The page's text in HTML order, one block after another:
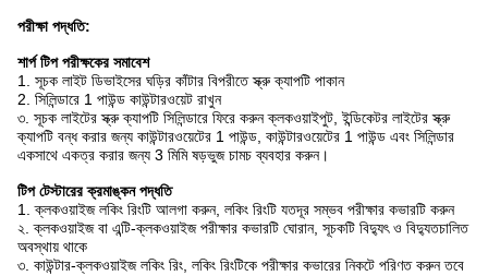
পরীক্ষা পদ্ধতি:
শার্প টিপ পরীক্ষকের সমাবেশ
1. সূচক লাইট ডিভাইসের ঘড়ির কাঁটার বিপরীতে স্ক্রু ক্যাপটি পাকান
2. সিলিন্ডারে 1 পাউন্ড কাউন্টারওয়েট রাখুন
৩. সূচক লাইটের স্ক্রু ক্যাপটি সিলিন্ডারে ফিরে করুন ক্লকওয়াইপুট, ইন্ডিকেটর লাইটের স্ক্রু
ক্যাপটি বন্ধ করার জন্য কাউন্টারওয়েটের 1 পাউন্ড, কাউন্টারওয়েটের 1 পাউন্ড এবং সিলিন্ডার
একসাথে একত্র করার জন্য 3 মিমি ষড়ভুজ চামচ ব্যবহার করুন।
টিপ টেস্টারের ক্রমাঙ্কন পদ্ধতি
1. ক্লকওয়াইজ লকিং রিংটি আলগা করুন, লকিং রিংটি যতদূর সম্ভব পরীক্ষার কভারটি করুন
২. ক্লকওয়াইজ বা এন্টি-ক্লকওয়াইজ পরীক্ষার কভারটি ঘোরান, সূচকটি বিদ্যুৎ ও বিদ্যুতচালিত
অবস্থায় থাকে
৩. কাউন্টার-ক্লকওয়াইজ লকিং রিং, লকিং রিংটিকে পরীক্ষার কভারের নিকটে পরিণত করুন তবে